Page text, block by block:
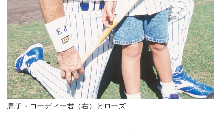
息子・コーディー君（右）とローズ